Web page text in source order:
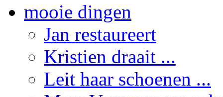
mooie dingen
Jan restaureert
Kristien draait ...
Leit haar schoenen ...